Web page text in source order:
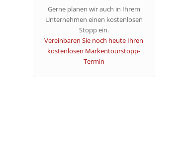
Gerne planen wir auch in Ihrem
Unternehmen einen kostenlosen
Stopp ein.
Vereinbaren Sie noch heute Ihren
kostenlosen Markentourstopp-
Termin